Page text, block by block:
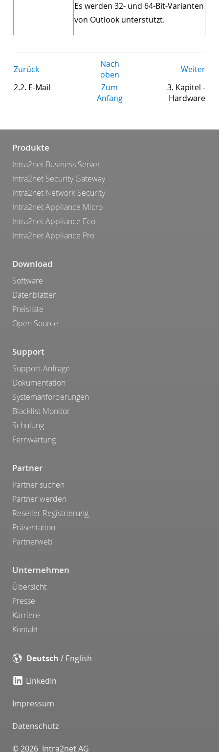
Es werden 32- und 64-Bit-Varianten
von Outlook unterstützt.
Zurück
Nach
oben
Weiter
2.2. E-Mail
Zum
Anfang
3. Kapitel -
Hardware
Produkte
Intra2net Business Server
Intra2net Security Gateway
Intra2net Network Security
Intra2net Appliance Micro
Intra2net Appliance Eco
Intra2net Appliance Pro
Download
Software
Datenblätter
Preisliste
Open Source
Support
Support-Anfrage
Dokumentation
Systemanforderungen
Blacklist Monitor
Schulung
Fernwartung
Partner
Partner suchen
Partner werden
Reseller Registrierung
Präsentation
Partnerweb
Unternehmen
Übersicht
Presse
Karriere
Kontakt
Deutsch / English
LinkedIn
Impressum
Datenschutz
© 2026 Intra2net AG